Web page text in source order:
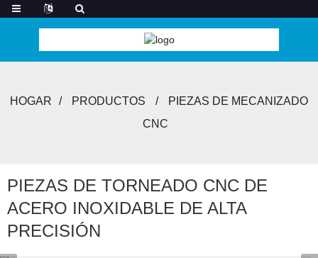
HOGAR PRODUCTOS
PIEZAS DE MECANIZADO
CNC
PIEZAS DE TORNEADO CNC DE
ACERO INOXIDABLE DE ALTA
PRECISIÓN